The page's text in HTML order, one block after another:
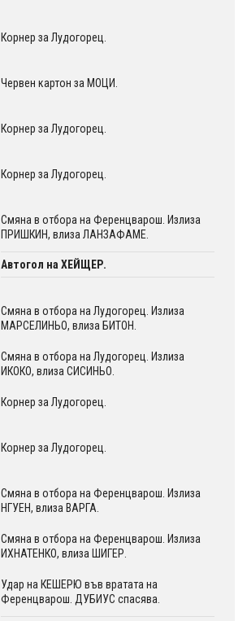
Корнер за Лудогорец.
Червен картон за МОЦИ.
Корнер за Лудогорец.
Корнер за Лудогорец.
Смяна в отбора на Ференцварош. Излиза
ПРИШКИН, влиза ЛАНЗАФAМE.
Автогол на ХЕЙЩЕР.
Смяна в отбора на Лудогорец. Излиза
МАРСЕЛИНЬО, влиза БИТОН.
Смяна в отбора на Лудогорец. Излиза
ИКОКО, влиза СИСИНЬО.
Корнер за Лудогорец.
Корнер за Лудогорец.
Смяна в отбора на Ференцварош. Излиза
НГУЕН, влиза ВАРГА.
Смяна в отбора на Ференцварош. Излиза
ИХНАТЕНКО, влиза ШИГЕР.
Удар на КЕШЕРЮ във вратата на
Ференцварош. ДУБИУС спасява.